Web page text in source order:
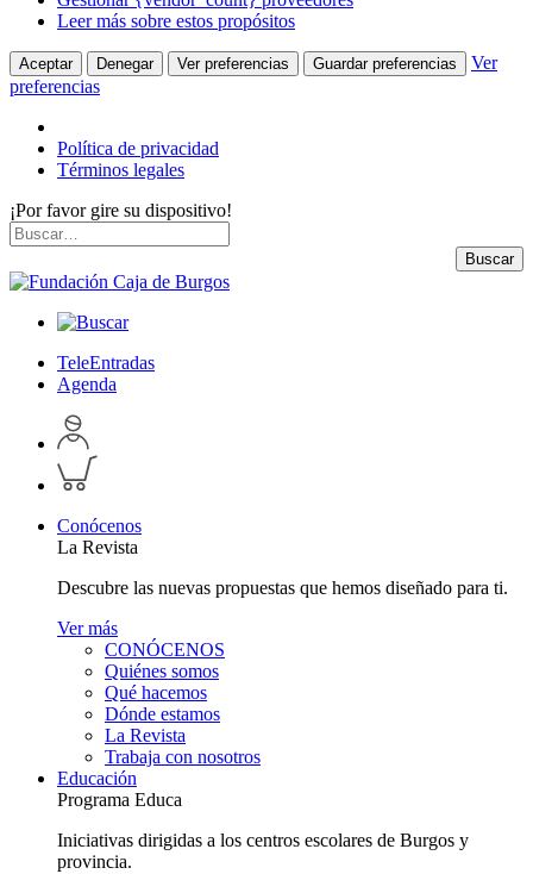
Leer más sobre estos propósitos
Aceptar Denegar Ver preferencias Guardar preferencias
Ver
preferencias
Política de privacidad
Términos legales
¡Por favor gire su dispositivo!
Skip
to
content
Buscar
por:
Buscar
TeleEntradas
Agenda
Acceder
a
perfil
personal
Inspeccionar
carrito
Conócenos
La Revista
Descubre las nuevas propuestas que hemos diseñado para ti.
Ver más
CONÓCENOS
Quiénes somos
Qué hacemos
Dónde estamos
La Revista
Trabaja con nosotros
Educación
Programa Educa
Iniciativas dirigidas a los centros escolares de Burgos y
provincia.